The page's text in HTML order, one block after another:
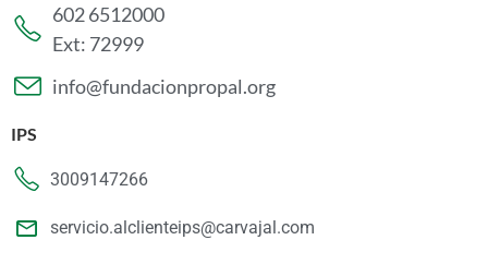
602 6512000
Ext: 72999
info@fundacionpropal.org
IPS
3009147266
servicio.alclienteips@carvajal.com